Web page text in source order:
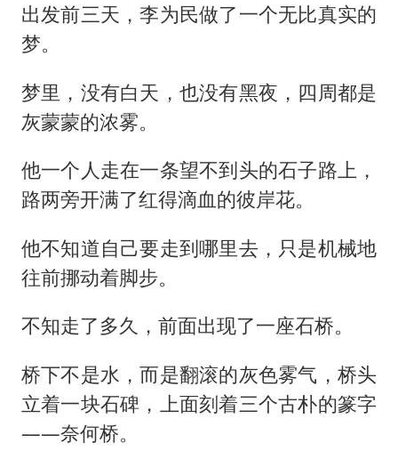
出发前三天，李为民做了一个无比真实的
梦。
梦里，没有白天，也没有黑夜，四周都是
灰蒙蒙的浓雾。
他一个人走在一条望不到头的石子路上，
路两旁开满了红得滴血的彼岸花。
他不知道自己要走到哪里去，只是机械地
往前挪动着脚步。
不知走了多久，前面出现了一座石桥。
桥下不是水，而是翻滚的灰色雾气，桥头
立着一块石碑，上面刻着三个古朴的篆字
——奈何桥。